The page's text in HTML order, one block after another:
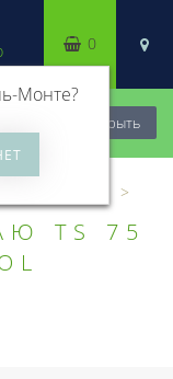
Закрыть
Монте?
0
TS 75